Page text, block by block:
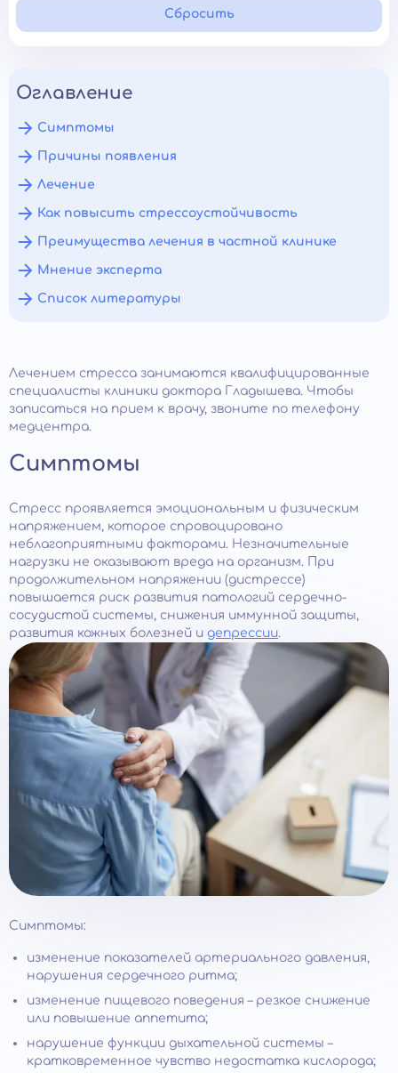
Сбросить
Оглавление
Симптомы
Причины появления
Лечение
Как повысить стрессоустойчивость
Преимущества лечения в частной клинике
Мнение эксперта
Список литературы
Лечением стресса занимаются квалифицированные
специалисты клиники доктора Гладышева. Чтобы
записаться на прием к врачу, звоните по телефону
медцентра.
Симптомы
Стресс проявляется эмоциональным и физическим
напряжением, которое спровоцировано
неблагоприятными факторами. Незначительные
нагрузки не оказывают вреда на организм. При
продолжительном напряжении (дистрессе)
повышается риск развития патологий сердечно-
сосудистой системы, снижения иммунной защиты,
развития кожных болезней и депрессии.
Симптомы:
изменение показателей артериального давления,
нарушения сердечного ритма;
изменение пищевого поведения – резкое снижение
или повышение аппетита;
нарушение функции дыхательной системы –
кратковременное чувство недостатка кислорода;